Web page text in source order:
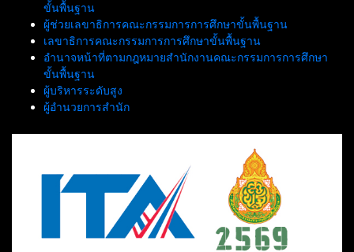
ขั้นพื้นฐาน
ผู้ช่วยเลขาธิการคณะกรรมการการศึกษาขั้นพื้นฐาน
เลขาธิการคณะกรรมการการศึกษาขั้นพื้นฐาน
อำนาจหน้าที่ตามกฎหมายสำนักงานคณะกรรมการการศึกษา
ขั้นพื้นฐาน
ผู้บริหารระดับสูง
ผู้อำนวยการสำนัก